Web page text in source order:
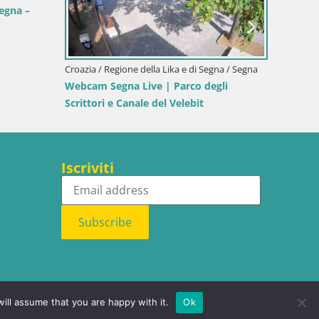
Croazia / Regione della Lika e di Segna / Segna
Webcam Porto di Segna – Frangiflutti e
Faro in diretta
Iscriviti
Subscribe
assume that you are happy with it. Ok